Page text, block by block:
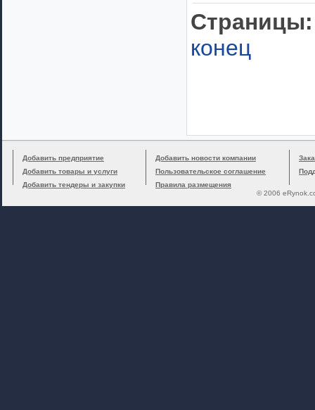
Cтраницы:
конец
Добавить предприятие
Добавить товары и услуги
Добавить тендеры и закупки
Добавить новости компании
Пользовательское соглашение
Правила размещения
© 2006